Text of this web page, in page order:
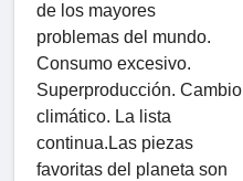
de los mayores
problemas del mundo.
Consumo excesivo.
Superproducción. Cambio
climático. La lista
continua.Las piezas
favoritas del planeta son